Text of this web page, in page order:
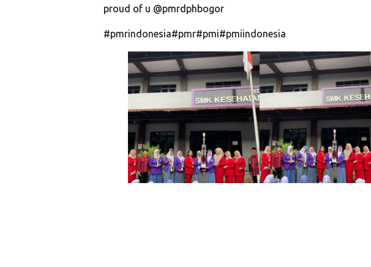
proud of u @pmrdphbogor
#pmrindonesia#pmr#pmi#pmiindonesia